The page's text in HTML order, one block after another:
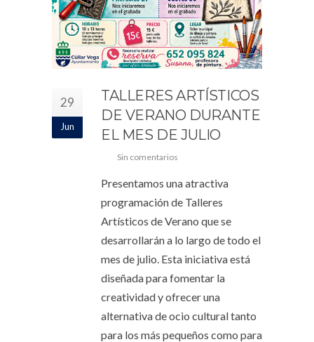
29
Jun
TALLERES ARTÍSTICOS
DE VERANO DURANTE
EL MES DE JULIO
Sin comentarios
Presentamos una atractiva
programación de Talleres
Artísticos de Verano que se
desarrollarán a lo largo de todo el
mes de julio. Esta iniciativa está
diseñada para fomentar la
creatividad y ofrecer una
alternativa de ocio cultural tanto
para los más pequeños como para